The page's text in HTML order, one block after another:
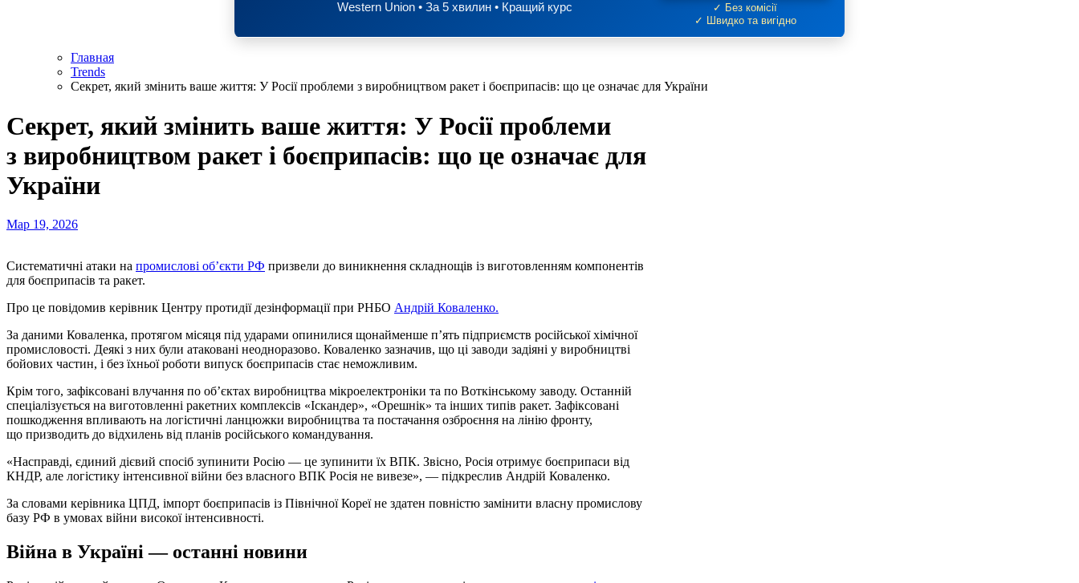
Western Union • За 5 хвилин • Кращий курс
✓ Без комісії
✓ Швидко та вигідно
Главная
Trends
Секрет, який змінить ваше життя: У Росії проблеми з виробництвом ракет і боєприпасів: що це означає для України
Секрет, який змінить ваше життя: У Росії проблеми
з виробництвом ракет і боєприпасів: що це означає для
України
Мар 19, 2026
Систематичні атаки на промислові об’єкти РФ призвели до виникнення складнощів із виготовленням компонентів
для боєприпасів та ракет.
Про це повідомив керівник Центру протидії дезінформації при РНБО Андрій Коваленко.
За даними Коваленка, протягом місяця під ударами опинилися щонайменше п’ять підприємств російської хімічної
промисловості. Деякі з них були атаковані неодноразово. Коваленко зазначив, що ці заводи задіяні у виробництві
бойових частин, і без їхньої роботи випуск боєприпасів стає неможливим.
Крім того, зафіксовані влучання по об’єктах виробництва мікроелектроніки та по Воткінському заводу. Останній
спеціалізується на виготовленні ракетних комплексів «Іскандер», «Орешнік» та інших типів ракет. Зафіксовані
пошкодження впливають на логістичні ланцюжки виробництва та постачання озброєння на лінію фронту,
що призводить до відхилень від планів російського командування.
«Насправді, єдиний дієвий спосіб зупинити Росію — це зупинити їх ВПК. Звісно, Росія отримує боєприпаси від
КНДР, але логістику інтенсивної війни без власного ВПК Росія не вивезе», — підкреслив Андрій Коваленко.
За словами керівника ЦПД, імпорт боєприпасів із Північної Кореї не здатен повністю замінити власну промислову
базу РФ в умовах війни високої інтенсивності.
Війна в Україні — останні новини